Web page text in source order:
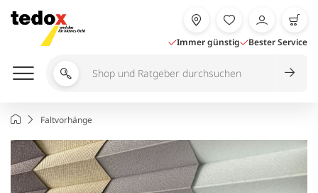
Inhalt
springen
Immer günstig Bester Service
Shop
durchsuchen
StartseiteFaltvorhänge